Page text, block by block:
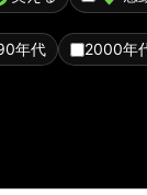
年代 2000年